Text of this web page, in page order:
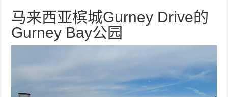
马来西亚槟城Gurney Drive的
Gurney Bay公园